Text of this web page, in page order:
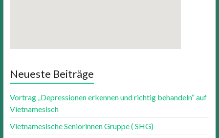
Neueste Beiträge
Vortrag „Depressionen erkennen und richtig behandeln“ auf
Vietnamesisch
Vietnamesische Seniorinnen Gruppe ( SHG)